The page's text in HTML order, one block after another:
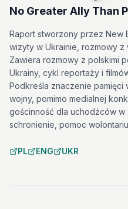
No Greater Ally Than
Raport stworzony przez New
wizyty w Ukrainie, rozmowy z
Zawiera rozmowy z polskimi
Ukrainy, cykl reportaży i
Podkreśla znaczenie pamięci
wojny, pomimo medialnej
gościnność dla uchodźców w
schronienie, pomoc
PL ENG UKR